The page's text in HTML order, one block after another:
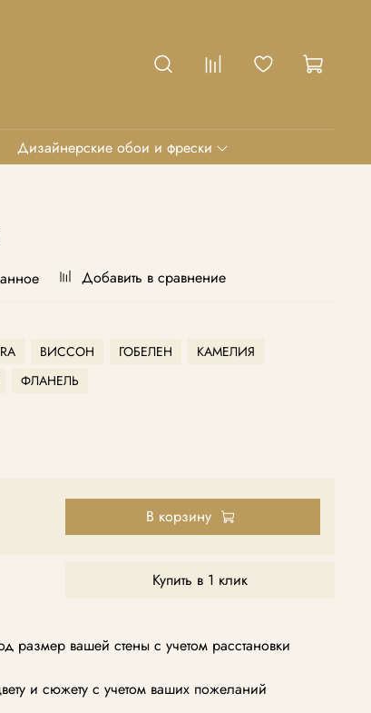
Дизайнерские обои и фрески
Добавить в сравнение
ВИССОН ГОБЕЛЕН
КАМЕЛИЯ
ФЛАНЕЛЬ
В корзину
Купить в 1 клик
размер вашей стены с учетом расстановки
и сюжету с учетом ваших пожеланий